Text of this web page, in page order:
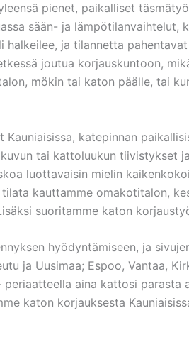
pienet, paikalliset
sään- ja lämpötilanvaihtelut,
ja tilannetta
joutua korjauskuntoon,
mökin tai katon päälle, tai
katepinnan
tai kattoluukun tiivistykset
luottavaisin mielin
kauttamme omakotitalon,
suoritamme katon
hyödyntämiseen, ja
ja Uusimaa; Espoo, Vantaa,
aina kattosi parasta
katon korjauksesta